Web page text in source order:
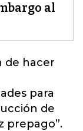
al
de hacer
para
de
prepago”.